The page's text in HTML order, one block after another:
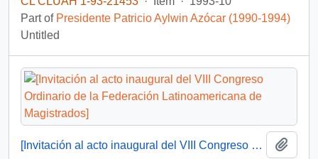
Part of Presidente Patricio Aylwin Azócar (1990-1994)
Untitled
[Invitación al acto inaugural del VIII Congreso Ordinario de la Federación Latinoamericana de Magistrados]